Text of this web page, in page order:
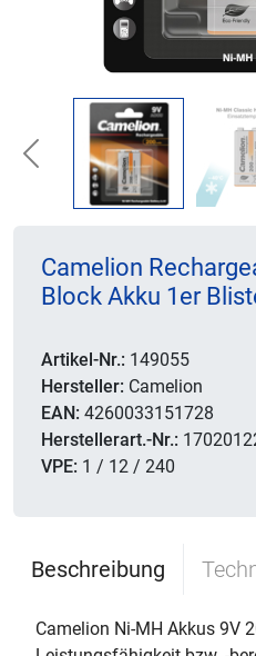
Previous
Camelion
Block Akku 1er
Artikel-Nr.: 149055
Hersteller: Camelion
EAN: 4260033151728
Herstellerart.-Nr.:
VPE: 1 / 12 / 240
Beschreibung
Camelion Ni-MH Akkus 9V